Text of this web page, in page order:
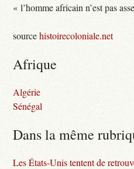
« l’homme africain n’est pas
sourcehistoirecoloniale.net
Afrique
Algérie
Sénégal
Dans la même
Les États-Unis tentent de